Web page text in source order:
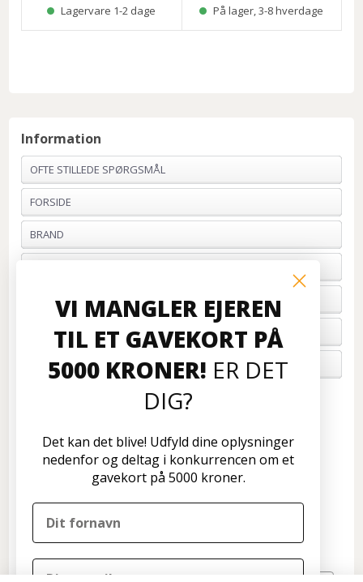
Lagervare 1-2 dage På lager, 3-8 hverdage
Information
OFTE STILLEDE SPØRGSMÅL
FORSIDE
BRAND
BETALING
FORTRYD ORDRE
OM OS
Formervangen 17
2600 Glostrup
Nyhedsbrev
VI MANGLER EJEREN
TIL ET GAVEKORT PÅ
5000 KRONER! ER DET
DIG?
Det kan det blive! Udfyld dine oplysninger
nedenfor og deltag i konkurrencen om et
gavekort på 5000 kroner.